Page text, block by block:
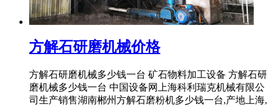
方解石研磨机械价格
方解石研磨机械多少钱一台 矿石物料加工设备 方解石研
磨机械多少钱一台 中国设备网上海科利瑞克机械有限公
司生产销售湖南郴州方解石磨粉机多少钱一台,产地上海,